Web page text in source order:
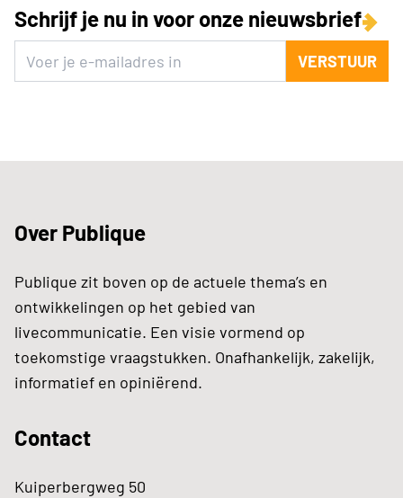
Schrijf je nu in voor onze nieuwsbrief
VERSTUUR
Over Publique
Publique zit boven op de actuele thema’s en
ontwikkelingen op het gebied van
livecommunicatie. Een visie vormend op
toekomstige vraagstukken. Onafhankelijk, zakelijk,
informatief en opiniërend.
Contact
Kuiperbergweg 50